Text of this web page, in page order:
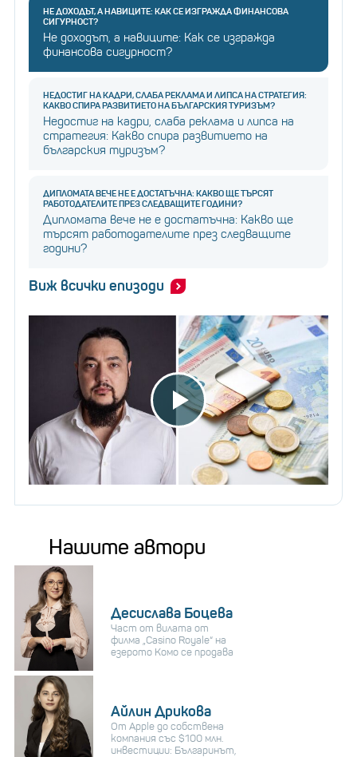
НЕ ДОХОДЪТ, А НАВИЦИТЕ: КАК СЕ ИЗГРАЖДА ФИНАНСОВА
СИГУРНОСТ?
Не доходът, а навиците: Как се изгражда
финансова сигурност?
НЕДОСТИГ НА КАДРИ, СЛАБА РЕКЛАМА И ЛИПСА НА СТРАТЕГИЯ:
КАКВО СПИРА РАЗВИТИЕТО НА БЪЛГАРСКИЯ ТУРИЗЪМ?
Недостиг на кадри, слаба реклама и липса на
стратегия: Какво спира развитието на
българския туризъм?
ДИПЛОМАТА ВЕЧЕ НЕ Е ДОСТАТЪЧНА: КАКВО ЩЕ ТЪРСЯТ
РАБОТОДАТЕЛИТЕ ПРЕЗ СЛЕДВАЩИТЕ ГОДИНИ?
Дипломата вече не е достатъчна: Какво ще
търсят работодателите през следващите
години?
Виж всички епизоди
Нашите автори
Десислава Боцева
Част от вилата от
филма „Casino Royale“ на
езерото Комо се продава
Айлин Дрикова
От Apple до собствена
компания със $100 млн.
инвестиции: Българинът,